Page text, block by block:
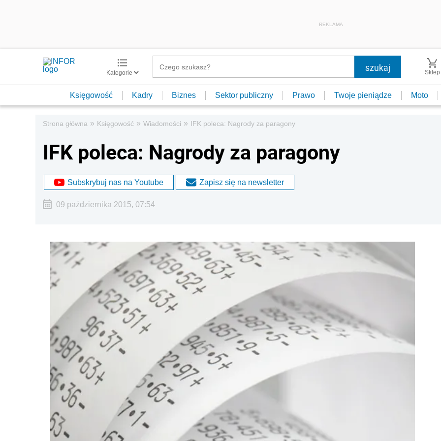
REKLAMA
Kategorie Sklep
Księgowość Kadry Biznes Sektor publiczny Prawo Twoje pieniądze Moto
Strona główna » Księgowość » Wiadomości » IFK poleca: Nagrody za paragony
IFK poleca: Nagrody za paragony
Subskrybuj nas na Youtube Zapisz się na newsletter
09 października 2015, 07:54